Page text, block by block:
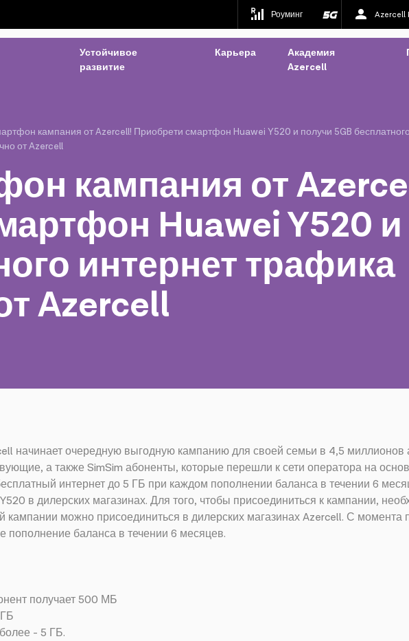
Роуминг Azercell
Устойчивое
развитие
Карьера
Академия
Azercell
кампания от Azercell! Приобрети смартфон Huawei Y520 и получи 5GB
от Azercell
кампания от
Huawei Y520
интернет трафика
Azercell
начинает очередную выгодную кампанию для своей семьи в 4,5 миллионов
а также SimSim абоненты, которые перешли к сети оператора на
интернет до 5 ГБ при каждом пополнении баланса в течении 6
в дилерских магазинах. Для того, чтобы присоединиться к кампании,
можно присоединиться в дилерских магазинах Azercell. С момента
пополнение баланса в течении 6 месяцев.
получает 500 МБ
- 5 ГБ.